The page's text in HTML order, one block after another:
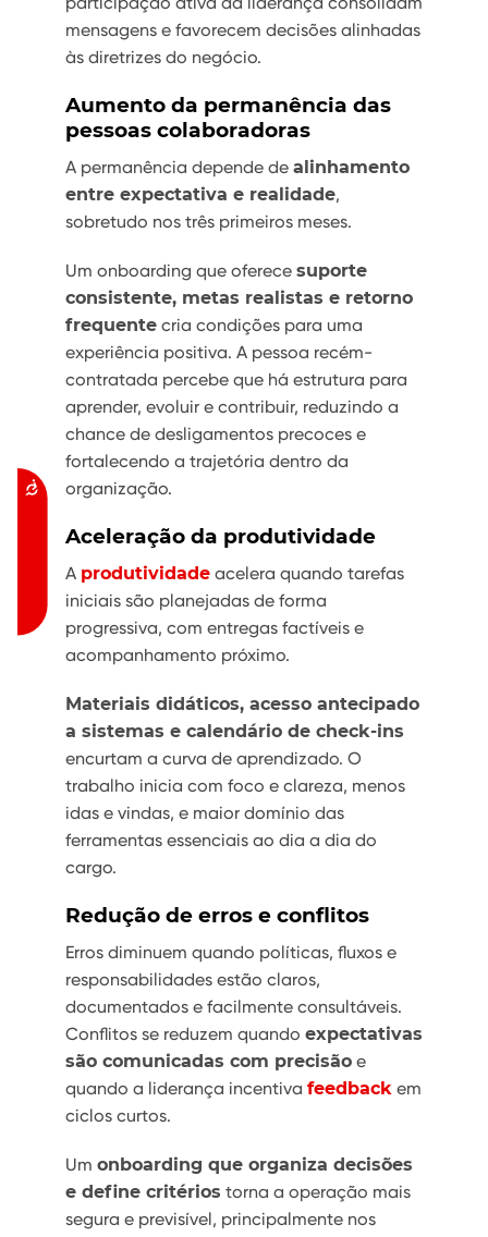
Acessibilidade
mensagens e favorecem decisões alinhadas
às diretrizes do negócio.
Aumento da permanência das
pessoas colaboradoras
A permanência depende de alinhamento
entre expectativa e realidade,
sobretudo nos três primeiros meses.
Um onboarding que oferece suporte
consistente, metas realistas e retorno
frequente cria condições para uma
experiência positiva. A pessoa recém-
contratada percebe que há estrutura para
aprender, evoluir e contribuir, reduzindo a
chance de desligamentos precoces e
fortalecendo a trajetória dentro da
organização.
Aceleração da produtividade
A produtividade acelera quando tarefas
iniciais são planejadas de forma
progressiva, com entregas factíveis e
acompanhamento próximo.
Materiais didáticos, acesso antecipado
a sistemas e calendário de check-ins
encurtam a curva de aprendizado. O
trabalho inicia com foco e clareza, menos
idas e vindas, e maior domínio das
ferramentas essenciais ao dia a dia do
cargo.
Redução de erros e conflitos
Erros diminuem quando políticas, fluxos e
responsabilidades estão claros,
documentados e facilmente consultáveis.
Conflitos se reduzem quando expectativas
são comunicadas com precisão e
quando a liderança incentiva feedback em
ciclos curtos.
Um onboarding que organiza decisões
e define critérios torna a operação mais
segura e previsível, principalmente nos